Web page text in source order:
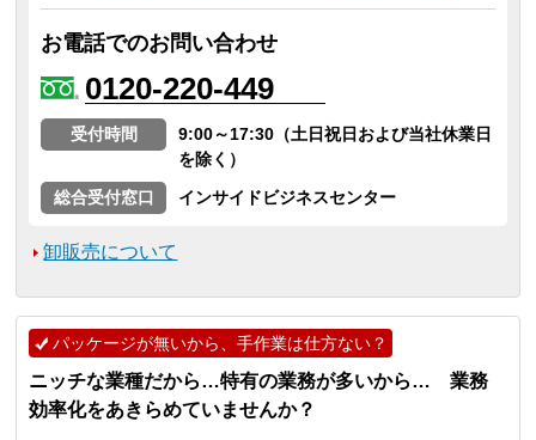
お電話でのお問い合わせ
0120-220-449
受付時間
9:00～17:30（土日祝日および当社休業日
を除く）
総合受付窓口
インサイドビジネスセンター
卸販売について
パッケージが無いから、手作業は仕方ない？
ニッチな業種だから…特有の業務が多いから… 業務
効率化をあきらめていませんか？